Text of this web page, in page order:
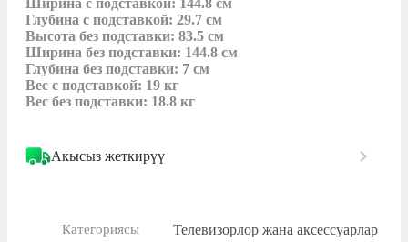
Ширина с подставкой: 144.8 см
Глубина с подставкой: 29.7 см
Высота без подставки: 83.5 см
Ширина без подставки: 144.8 см
Глубина без подставки: 7 см
Вес с подставкой: 19 кг
Вес без подставки: 18.8 кг
Акысыз жеткирүү
Категориясы Телевизорлор жана аксессуарлар